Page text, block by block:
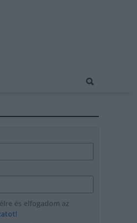
és elfogadom az